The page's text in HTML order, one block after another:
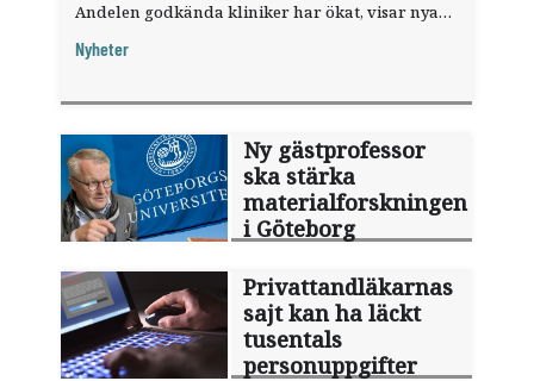
Andelen godkända kliniker har ökat, visar nya
Nyheter
Ny gästprofessor
ska stärka
materialforskningen
i Göteborg
Privattandläkarnas
sajt kan ha läckt
tusentals
personuppgifter